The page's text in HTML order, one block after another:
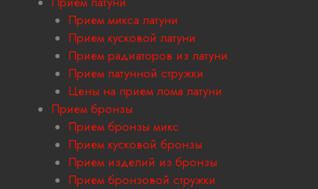
Прием микса латуни
Прием кусковой латуни
Прием радиаторов из латуни
Прием латунной стружки
Цены на прием лома латуни
Прием бронзы
Прием бронзы микс
Прием кусковой бронзы
Прием изделий из бронзы
Прием бронзовой стружки